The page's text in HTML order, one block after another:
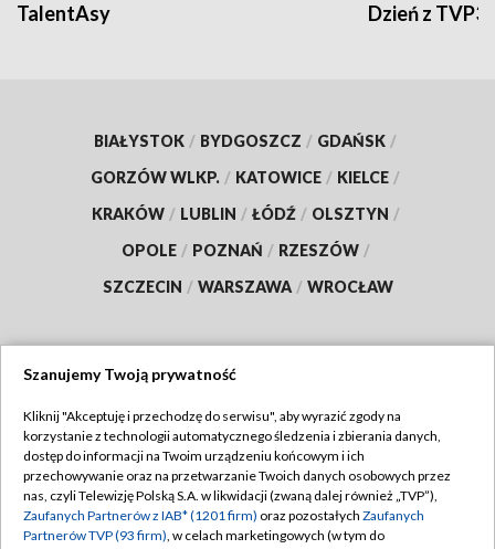
TalentAsy Dzień z TVP3
BIAŁYSTOK / BYDGOSZCZ / GDAŃSK /
GORZÓW WLKP. / KATOWICE / KIELCE /
KRAKÓW / LUBLIN / ŁÓDŹ / OLSZTYN /
OPOLE / POZNAŃ / RZESZÓW /
SZCZECIN / WARSZAWA / WROCŁAW
TVP
Abonament TVP
Emisja w TVP
Regulamin TVP
Polityka prywatności
Szanujemy Twoją prywatność
Kliknij "Akceptuję i przechodzę do serwisu", aby wyrazić zgody na
korzystanie z technologii automatycznego śledzenia i zbierania danych,
dostęp do informacji na Twoim urządzeniu końcowym i ich
przechowywanie oraz na przetwarzanie Twoich danych osobowych przez
nas, czyli Telewizję Polską S.A. w likwidacji (zwaną dalej również „TVP”),
Zaufanych Partnerów z IAB* (1201 firm) oraz pozostałych Zaufanych
Partnerów TVP (93 firm), w celach marketingowych (w tym do